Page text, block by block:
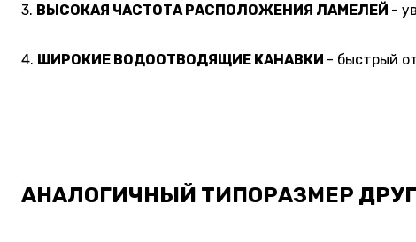
3. ВЫСОКАЯ ЧАСТОТА РАСПОЛОЖЕНИЯ ЛАМЕЛЕЙ -
4. ШИРОКИЕ ВОДООТВОДЯЩИЕ КАНАВКИ - быстрый
АНАЛОГИЧНЫЙ ТИПОРАЗМЕР